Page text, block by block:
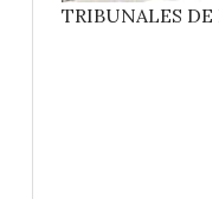
TRIBUNALES DE